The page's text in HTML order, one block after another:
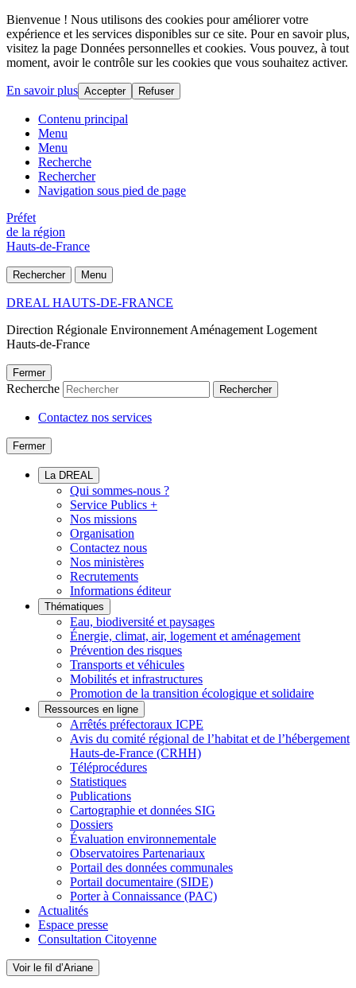
Bienvenue ! Nous utilisons des cookies pour améliorer votre
expérience et les services disponibles sur ce site. Pour en savoir plus,
visitez la page Données personnelles et cookies. Vous pouvez, à tout
moment, avoir le contrôle sur les cookies que vous souhaitez activer.
En savoir plus Accepter Refuser
Contenu principal
Menu
Menu
Recherche
Rechercher
Navigation sous pied de page
Préfet
de la région
Hauts-de-France
Rechercher Menu
DREAL HAUTS-DE-FRANCE
Direction Régionale Environnement Aménagement Logement
Hauts-de-France
Fermer
Recherche Rechercher
Contactez nos services
Fermer
La DREAL
Qui sommes-nous ?
Service Publics +
Nos missions
Organisation
Contactez nous
Nos ministères
Recrutements
Informations éditeur
Thématiques
Eau, biodiversité et paysages
Énergie, climat, air, logement et aménagement
Prévention des risques
Transports et véhicules
Mobilités et infrastructures
Promotion de la transition écologique et solidaire
Ressources en ligne
Arrêtés préfectoraux ICPE
Avis du comité régional de l’habitat et de l’hébergement
Hauts-de-France (CRHH)
Téléprocédures
Statistiques
Publications
Cartographie et données SIG
Dossiers
Évaluation environnementale
Observatoires Partenariaux
Portail des données communales
Portail documentaire (SIDE)
Porter à Connaissance (PAC)
Actualités
Espace presse
Consultation Citoyenne
Voir le fil d’Ariane